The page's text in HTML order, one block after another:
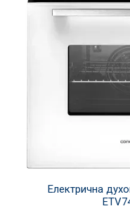
Електрична